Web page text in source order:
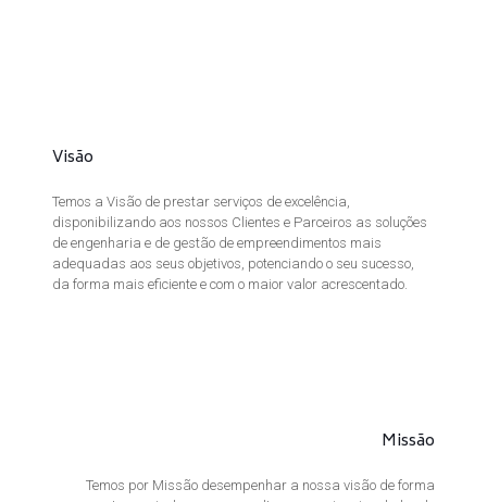
Visão
Temos a Visão de prestar serviços de excelência,
disponibilizando aos nossos Clientes e Parceiros as soluções
de engenharia e de gestão de empreendimentos mais
adequadas aos seus objetivos, potenciando o seu sucesso,
da forma mais eficiente e com o maior valor acrescentado.
Missão
Temos por Missão desempenhar a nossa visão de forma